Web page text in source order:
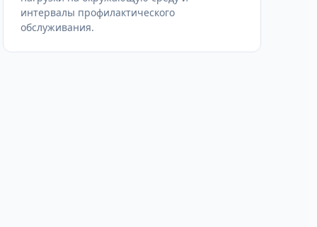
интервалы профилактического
обслуживания.